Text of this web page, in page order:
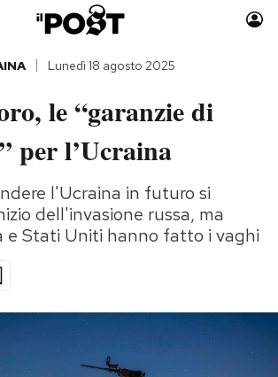
Auto
Moda
Consumismi
Storie/Idee
Mondiali calcio 2026
Lunedì 18 agosto 2025
le “garanzie di
per l’Ucraina
l'Ucraina in futuro si
dell'invasione russa, ma
e Stati Uniti hanno fatto i vaghi